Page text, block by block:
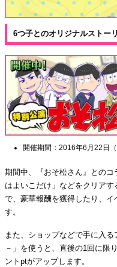
6つ子とのオリジナルストー
開催期間：2016年6月22日
期間中、『おそ松さん』との
はよいこだけ」などをクリア
で、豪華報酬を獲得したり、
す。
また、ショップなどで手に入
－」を使うと、直後の1回に限
ントptがアップします。